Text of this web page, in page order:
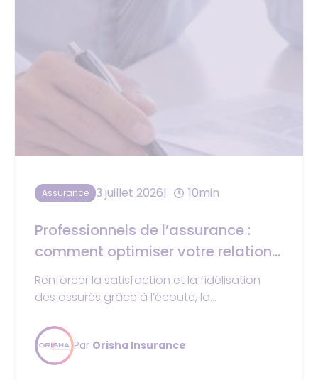
Assurance 3 juillet 2026 10min
Professionnels de l’assurance :
comment optimiser votre relation
client ?
Renforcer la satisfaction et la fidélisation
des assurés grâce à l’écoute, la
Insurance.
Par Orisha Insurance